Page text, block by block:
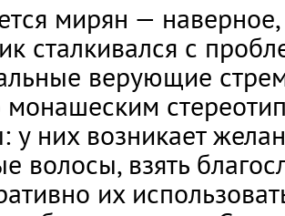
мирян —
сталкивался с
верующие
монашеским
них возникает
волосы, взять
их